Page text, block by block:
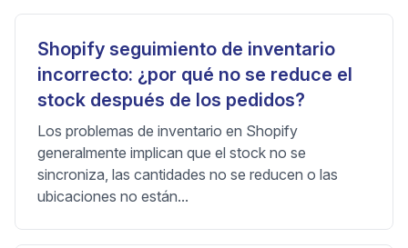
Shopify seguimiento de inventario
incorrecto: ¿por qué no se reduce el
stock después de los pedidos?
Los problemas de inventario en Shopify
generalmente implican que el stock no se
sincroniza, las cantidades no se reducen o las
ubicaciones no están...